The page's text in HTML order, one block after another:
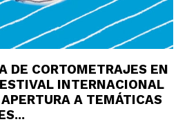
DE CORTOMETRAJES EN
INTERNACIONAL
A TEMÁTICAS